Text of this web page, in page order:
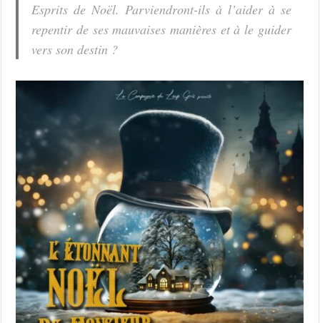
Esprits de Noël. Parviendront-ils à l’aider à se
repentir de ses mauvaises manières et à le guider
vers son destin ?